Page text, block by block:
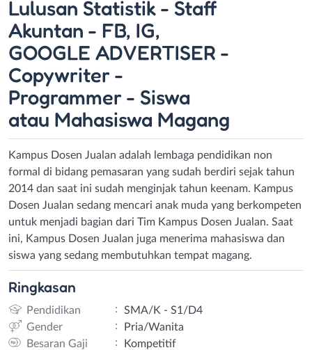
Lulusan Statistik - Staff
Akuntan - FB, IG,
GOOGLE ADVERTISER -
Copywriter -
Programmer - Siswa
atau Mahasiswa Magang
Kampus Dosen Jualan adalah lembaga pendidikan non
formal di bidang pemasaran yang sudah berdiri sejak tahun
2014 dan saat ini sudah menginjak tahun keenam. Kampus
Dosen Jualan sedang mencari anak muda yang berkompeten
untuk menjadi bagian dari Tim Kampus Dosen Jualan. Saat
ini, Kampus Dosen Jualan juga menerima mahasiswa dan
siswa yang sedang membutuhkan tempat magang.
Ringkasan
Pendidikan :
SMA/K - S1/D4
Gender
:
Pria/Wanita
Besaran Gaji
:
Kompetitif